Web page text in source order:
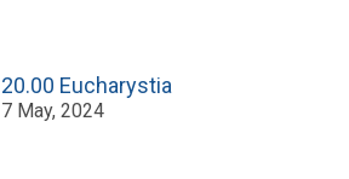
20.00 Eucharystia
7 May, 2024